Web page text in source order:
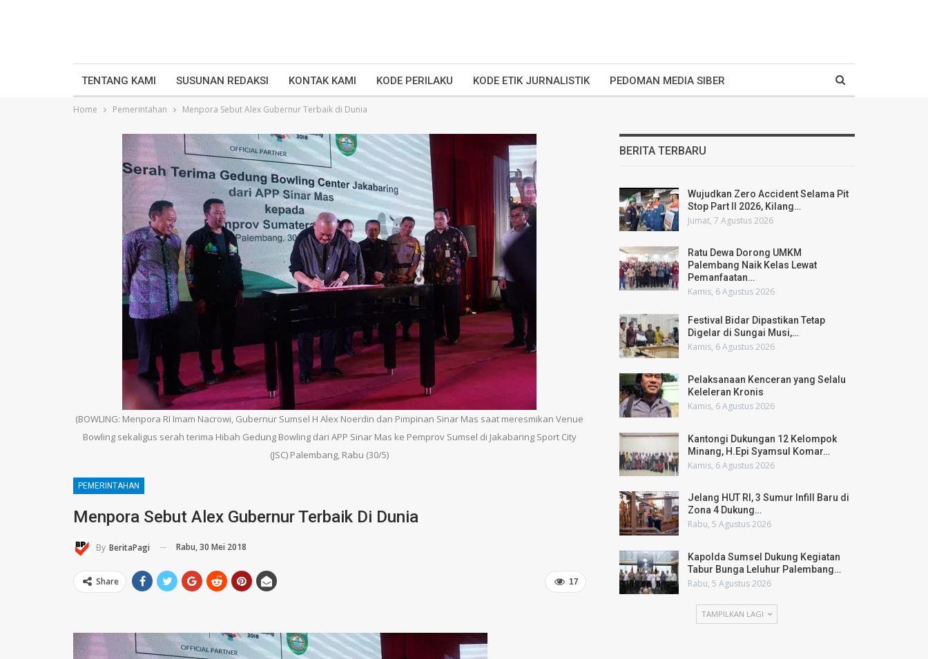
TENTANG KAMI SUSUNAN REDAKSI KONTAK KAMI KODE PERILAKU KODE ETIK JURNALISTIK PEDOMAN MEDIA SIBER
Home Pemerintahan Menpora Sebut Alex Gubernur Terbaik di Dunia
(BOWLING: Menpora RI Imam Nacrowi, Gubernur Sumsel H Alex Noerdin dan Pimpinan Sinar Mas saat meresmikan Venue
Bowling sekaligus serah terima Hibah Gedung Bowling dari APP Sinar Mas ke Pemprov Sumsel di Jakabaring Sport City
(JSC) Palembang, Rabu (30/5)
PEMERINTAHAN
Menpora Sebut Alex Gubernur Terbaik Di Dunia
By BeritaPagi Rabu, 30 Mei 2018
17
Share
BERITA TERBARU
Wujudkan Zero Accident Selama Pit
Stop Part II 2026, Kilang…
Jumat, 7 Agustus 2026
Ratu Dewa Dorong UMKM
Palembang Naik Kelas Lewat
Pemanfaatan…
Kamis, 6 Agustus 2026
Festival Bidar Dipastikan Tetap
Digelar di Sungai Musi,…
Kamis, 6 Agustus 2026
Pelaksanaan Kenceran yang Selalu
Keleleran Kronis
Kamis, 6 Agustus 2026
Kantongi Dukungan 12 Kelompok
Minang, H.Epi Syamsul Komar…
Kamis, 6 Agustus 2026
Jelang HUT RI, 3 Sumur Infill Baru di
Zona 4 Dukung…
Rabu, 5 Agustus 2026
Kapolda Sumsel Dukung Kegiatan
Tabur Bunga Leluhur Palembang…
Rabu, 5 Agustus 2026
TAMPILKAN LAGI